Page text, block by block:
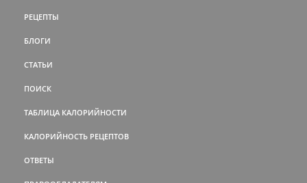
РЕЦЕПТЫ
БЛОГИ
СТАТЬИ
ПОИСК
ТАБЛИЦА КАЛОРИЙНОСТИ
КАЛОРИЙНОСТЬ РЕЦЕПТОВ
ОТВЕТЫ